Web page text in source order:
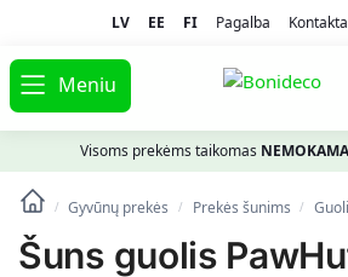
LV EE FI Pagalba
Meniu
Visoms prekėms taikomas
/ Gyvūnų prekės / Prekės šunims /
Šuns guolis